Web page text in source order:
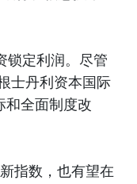
锁定利润。尽管
士丹利资本国际
和全面制度改
指数，也有望在